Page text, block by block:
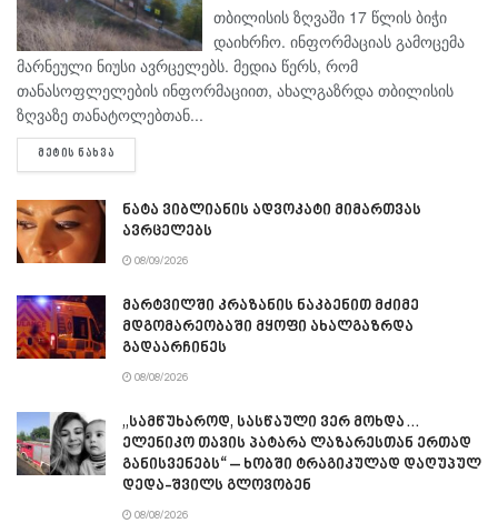
თბილისის ზღვაში 17 წლის ბიჭი
დაიხრჩო. ინფორმაციას გამოცემა
მარნეული ნიუსი ავრცელებს. მედია წერს, რომ
თანასოფლელების ინფორმაციით, ახალგაზრდა თბილისის
ზღვაზე თანატოლებთან...
ᲛᲔᲢᲘᲡ ᲜᲐᲮᲕᲐ
ნატა ვიბლიანის ადვოკატი მიმართვას
ავრცელებს
08/09/2026
მარტვილში კრაზანის ნაკბენით მძიმე
მდგომარეობაში მყოფი ახალგაზრდა
გადაარჩინეს
08/08/2026
„სამწუხაროდ, სასწაული ვერ მოხდა…
ელენიკო თავის პატარა ლაზარესთან ერთად
განისვენებს“ – ხობში ტრაგიკულად დაღუპულ
დედა-შვილს გლოვობენ
08/08/2026